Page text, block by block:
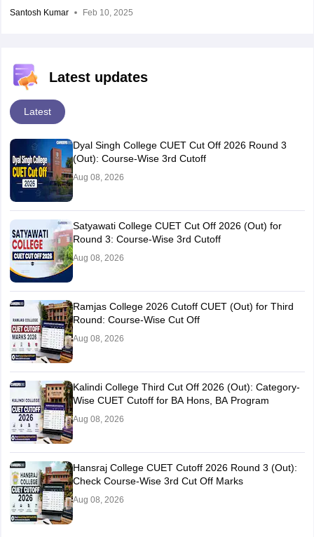
Santosh Kumar Feb 10, 2025
Latest updates
Latest
Dyal Singh College CUET Cut Off 2026 Round 3
(Out): Course-Wise 3rd Cutoff
Aug 08, 2026
Satyawati College CUET Cut Off 2026 (Out) for
Round 3: Course-Wise 3rd Cutoff
Aug 08, 2026
Ramjas College 2026 Cutoff CUET (Out) for Third
Round: Course-Wise Cut Off
Aug 08, 2026
Kalindi College Third Cut Off 2026 (Out): Category-
Wise CUET Cutoff for BA Hons, BA Program
Aug 08, 2026
Hansraj College CUET Cutoff 2026 Round 3 (Out):
Check Course-Wise 3rd Cut Off Marks
Aug 08, 2026